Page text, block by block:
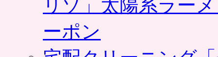
リゾ」太陽系ラー
ーポン